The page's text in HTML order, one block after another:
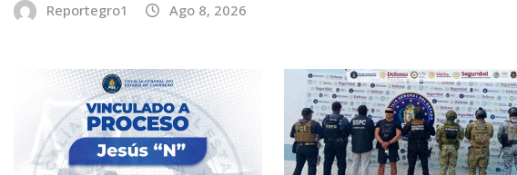
Reportegro1 Ago 8, 2026